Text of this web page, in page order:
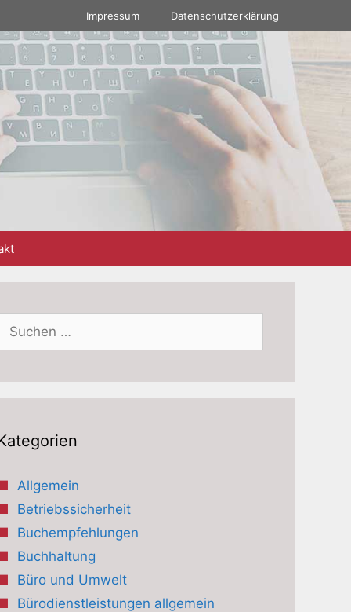
Impressum Datenschutzerklärung
Allgemein
Betriebssicherheit
Buchempfehlungen
Buchhaltung
Büro und Umwelt
Bürodienstleistungen allgemein